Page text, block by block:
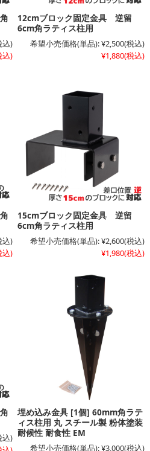
込)
込)
12cmブロック固定金具 逆留
6cm角ラティス柱用
希望小売価格(単品):¥2,500(税込)
¥1,880(税込)
込)
込)
15cmブロック固定金具 逆留
6cm角ラティス柱用
希望小売価格(単品):¥2,600(税込)
¥1,980(税込)
込)
埋め込み金具 [1個] 60mm角ラテ
ィス柱用 丸 スチール製 粉体塗装
耐候性 耐食性 EM
希望小売価格(単品):¥3,000(税込)